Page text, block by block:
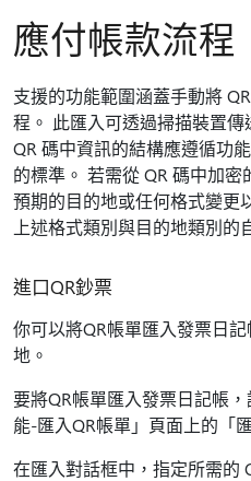
應付帳款流程
支援的功能範圍涵蓋手動將
程。 此匯入可透過掃描裝置傳
QR 碼中資訊的結構應遵循功
的標準。 若需從 QR 碼中加密
預期的目的地或任何格式變更
上述格式類別與目的地類別的
進口QR鈔票
你可以將QR帳單匯入發票日
地。
要將QR帳單匯入發票日記帳
能-匯入QR帳單」頁面上的「
在匯入對話框中，指定所需的